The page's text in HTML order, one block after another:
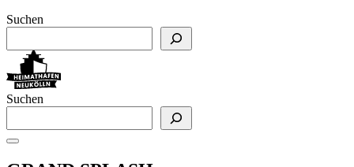
Suchen
Suchen